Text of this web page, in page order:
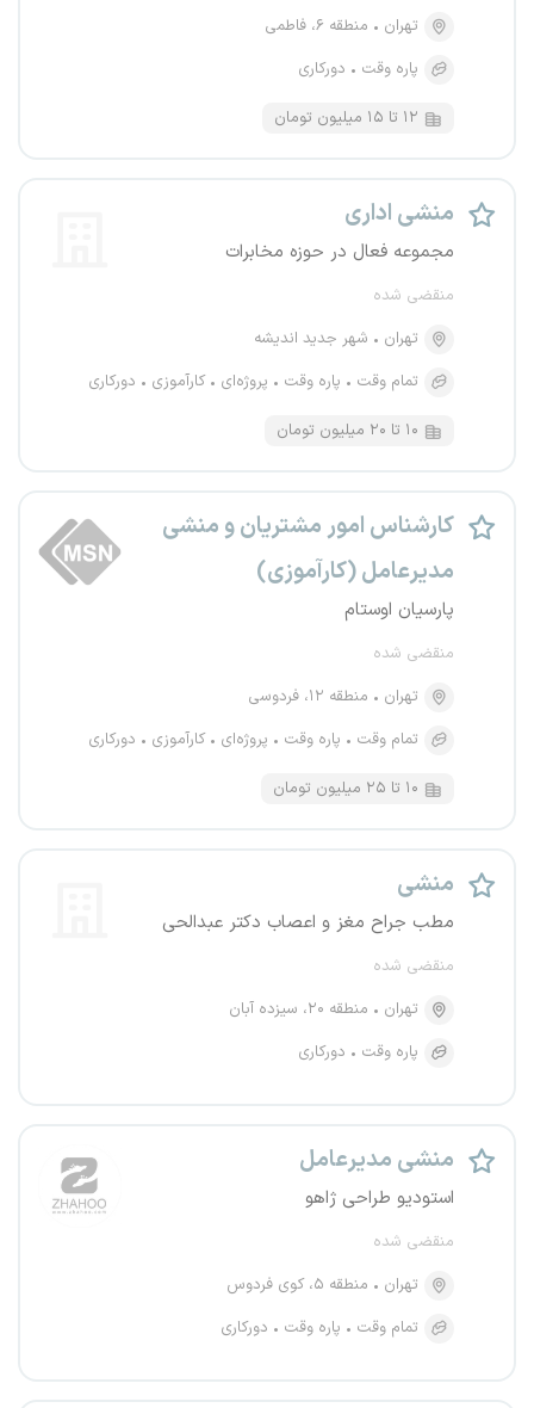
تهران
منطقه ۶، فاطمی
پاره وقت
دورکاری
۱۲ تا ۱۵ میلیون تومان
منشی اداری
مجموعه فعال در حوزه مخابرات
منقضی شده
تهران
شهر جدید اندیشه
تمام وقت
پاره وقت پروژه‌ای کارآموزی دورکاری
۱۰ تا ۲۰ میلیون تومان
کارشناس امور مشتریان و منشی
مدیرعامل (کارآموزی)
پارسیان اوستام
منقضی شده
تهران
منطقه ۱۲، فردوسی
تمام وقت
پاره وقت پروژه‌ای کارآموزی دورکاری
۱۰ تا ۲۵ میلیون تومان
منشی
مطب جراح مغز و اعصاب دکتر عبدالحی
منقضی شده
تهران
منطقه ۲۰، سیزده آبان
پاره وقت
دورکاری
منشی مدیرعامل
استودیو طراحی ژاهو
منقضی شده
تهران
منطقه ۵، کوی فردوس
تمام وقت
پاره وقت دورکاری